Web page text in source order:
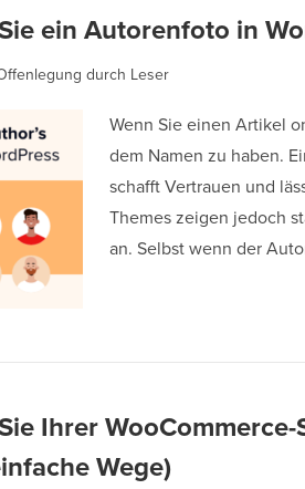
ein Autorenfoto in
durch Leser
Wenn Sie einen Artikel
dem Namen zu haben.
schafft Vertrauen und
Themes zeigen jedoch
an. Selbst wenn der
Ihrer
Wege)